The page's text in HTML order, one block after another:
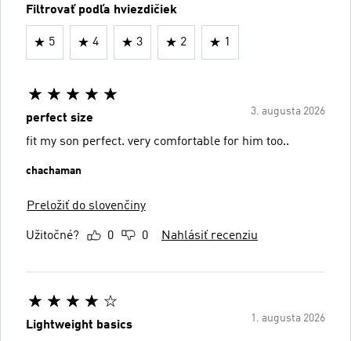
Filtrovať podľa hviezdičiek
5 4 3 2 1
3. augusta 2026
perfect size
fit my son perfect. very comfortable for him too..
chachaman
Preložiť do slovenčiny
Užitočné? 0 0 Nahlásiť recenziu
1. augusta 2026
Lightweight basics